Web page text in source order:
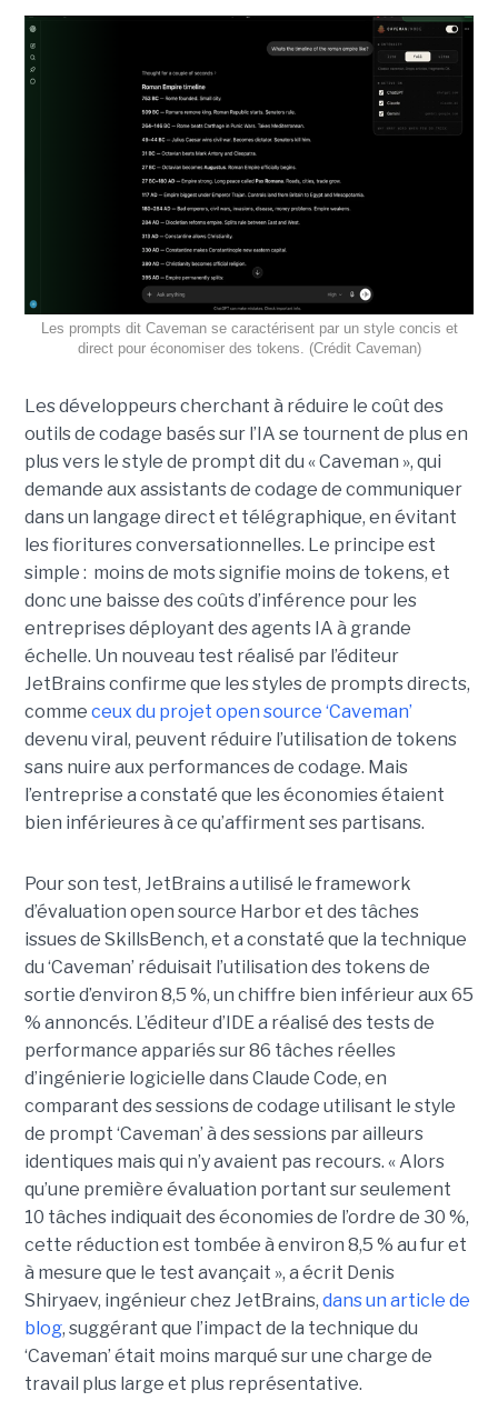
Les prompts dit Caveman se caractérisent par un style concis et
direct pour économiser des tokens. (Crédit Caveman)
Les développeurs cherchant à réduire le coût des
outils de codage basés sur l’IA se tournent de plus en
plus vers le style de prompt dit du « Caveman », qui
demande aux assistants de codage de communiquer
dans un langage direct et télégraphique, en évitant
les fioritures conversationnelles. Le principe est
simple : moins de mots signifie moins de tokens, et
donc une baisse des coûts d’inférence pour les
entreprises déployant des agents IA à grande
échelle. Un nouveau test réalisé par l’éditeur
JetBrains confirme que les styles de prompts directs,
comme ceux du projet open source ‘Caveman’
devenu viral, peuvent réduire l’utilisation de tokens
sans nuire aux performances de codage. Mais
l’entreprise a constaté que les économies étaient
bien inférieures à ce qu’affirment ses partisans.
Pour son test, JetBrains a utilisé le framework
d’évaluation open source Harbor et des tâches
issues de SkillsBench, et a constaté que la technique
du ‘Caveman’ réduisait l’utilisation des tokens de
sortie d’environ 8,5 %, un chiffre bien inférieur aux 65
% annoncés. L’éditeur d’IDE a réalisé des tests de
performance appariés sur 86 tâches réelles
d’ingénierie logicielle dans Claude Code, en
comparant des sessions de codage utilisant le style
de prompt ‘Caveman’ à des sessions par ailleurs
identiques mais qui n’y avaient pas recours. « Alors
qu’une première évaluation portant sur seulement
10 tâches indiquait des économies de l’ordre de 30 %,
cette réduction est tombée à environ 8,5 % au fur et
à mesure que le test avançait », a écrit Denis
Shiryaev, ingénieur chez JetBrains, dans un article de
blog, suggérant que l’impact de la technique du
‘Caveman’ était moins marqué sur une charge de
travail plus large et plus représentative.